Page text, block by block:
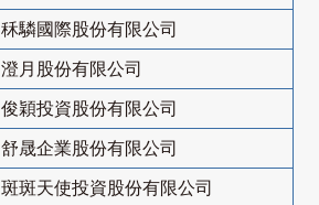
秝驎國際股份有限公司
澄月股份有限公司
俊穎投資股份有限公司
舒晟企業股份有限公司
斑斑天使投資股份有限公司